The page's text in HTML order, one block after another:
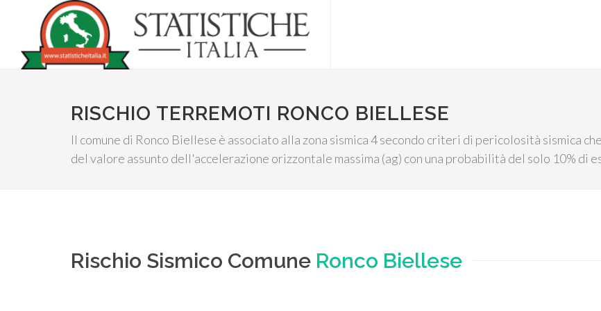
RISCHIO TERREMOTI RONCO BIELLESE
Il comune di Ronco Biellese è associato alla zona sismica 4 secondo criteri di pericolosità sismica
del valore assunto dell'accelerazione orizzontale massima (ag) con una probabilità del solo 10% di
Rischio Sismico Comune Ronco Biellese